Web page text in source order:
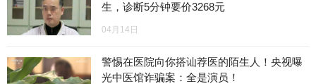
生，诊断5分钟要价3268元
04月14日
警惕在医院向你搭讪荐医的陌生人！央视曝
光中医馆诈骗案：全是演员！